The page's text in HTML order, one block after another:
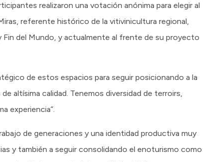
realizaron una votación anónima para elegir al
referente histórico de la vitivinicultura regional,
del Mundo, y actualmente al frente de su proyecto
de estos espacios para seguir posicionando a la
altísima calidad. Tenemos diversidad de terroirs,
experiencia”.
de generaciones y una identidad productiva muy
y también a seguir consolidando el enoturismo como